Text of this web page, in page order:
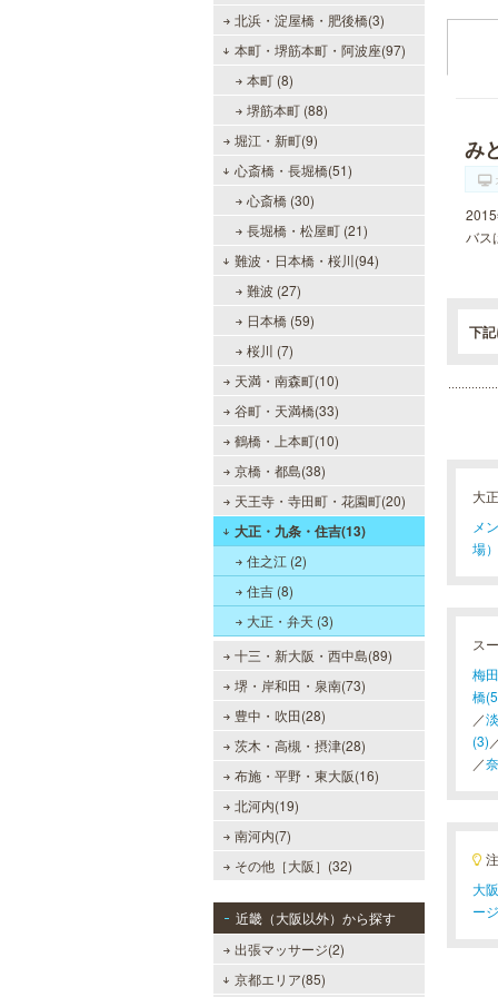
北浜・淀屋橋・肥後橋(3)
本町・堺筋本町・阿波座(97)
本町 (8)
堺筋本町 (88)
堀江・新町(9)
心斎橋・長堀橋(51)
心斎橋 (30)
長堀橋・松屋町 (21)
難波・日本橋・桜川(94)
難波 (27)
日本橋 (59)
桜川 (7)
天満・南森町(10)
谷町・天満橋(33)
鶴橋・上本町(10)
京橋・都島(38)
天王寺・寺田町・花園町(20)
大正・九条・住吉(13)
住之江 (2)
住吉 (8)
大正・弁天 (3)
十三・新大阪・西中島(89)
堺・岸和田・泉南(73)
豊中・吹田(28)
茨木・高槻・摂津(28)
布施・平野・東大阪(16)
北河内(19)
南河内(7)
その他［大阪］(32)
近畿（大阪以外）から探す
出張マッサージ(2)
京都エリア(85)
み
バス
下
大
メ
場
ス
梅
橋
／
(3)
／
大
ージ